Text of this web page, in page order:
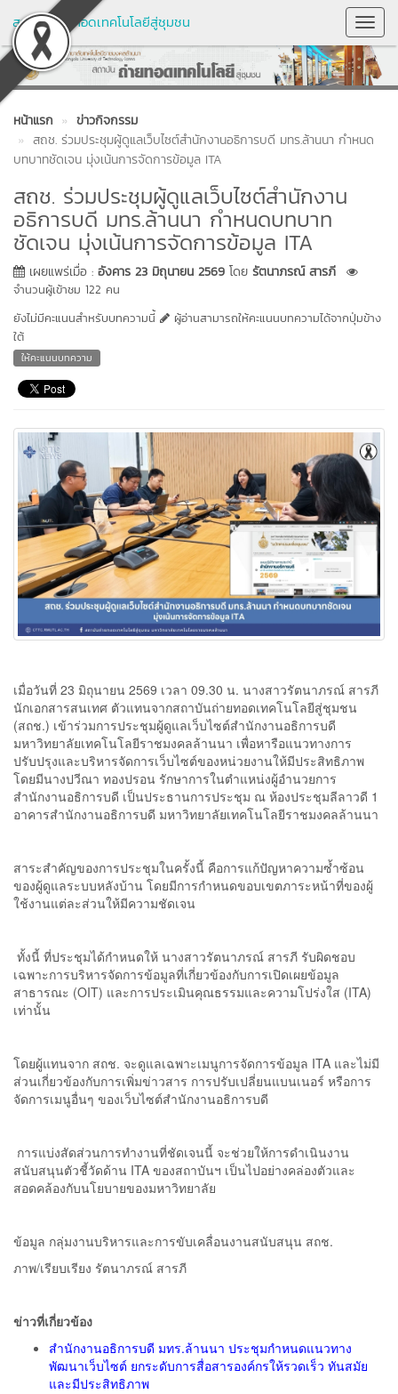
สถาบันถ่ายทอดเทคโนโลยีสู่ชุมชน
หน้าแรก
ข่าวกิจกรรม
สถช. ร่วมประชุมผู้ดูแลเว็บไซต์สำนักงานอธิการบดี มทร.ล้านนา กำหนด
บทบาทชัดเจน มุ่งเน้นการจัดการข้อมูล ITA
สถช. ร่วมประชุมผู้ดูแลเว็บไซต์สำนักงาน
อธิการบดี มทร.ล้านนา กำหนดบทบาท
ชัดเจน มุ่งเน้นการจัดการข้อมูล ITA
เผยแพร่เมื่อ : อังคาร 23 มิถุนายน 2569 โดย รัตนาภรณ์ สารภี
จำนวนผู้เข้าชม 122 คน
ยังไม่มีคะแนนสำหรับบทความนี้
ผู้อ่านสามารถให้คะแนนบทความได้จากปุ่มข้าง
ใต้
ให้คะแนนบทความ
เมื่อวันที่ 23 มิถุนายน 2569 เวลา 09.30 น. นางสาวรัตนาภรณ์ สารภี
นักเอกสารสนเทศ ตัวแทนจากสถาบันถ่ายทอดเทคโนโลยีสู่ชุมชน
(สถช.) เข้าร่วมการประชุมผู้ดูแลเว็บไซต์สำนักงานอธิการบดี
มหาวิทยาลัยเทคโนโลยีราชมงคลล้านนา เพื่อหารือแนวทางการ
ปรับปรุงและบริหารจัดการเว็บไซต์ของหน่วยงานให้มีประสิทธิภาพ
โดยมีนางปวีณา ทองปรอน รักษาการในตำแหน่งผู้อำนวยการ
สำนักงานอธิการบดี เป็นประธานการประชุม ณ ห้องประชุมลีลาวดี 1
อาคารสำนักงานอธิการบดี มหาวิทยาลัยเทคโนโลยีราชมงคลล้านนา
สาระสำคัญของการประชุมในครั้งนี้ คือการแก้ปัญหาความซ้ำซ้อน
ของผู้ดูแลระบบหลังบ้าน โดยมีการกำหนดขอบเขตภาระหน้าที่ของผู้
ใช้งานแต่ละส่วนให้มีความชัดเจน
ทั้งนี้ ที่ประชุมได้กำหนดให้ นางสาวรัตนาภรณ์ สารภี รับผิดชอบ
เฉพาะการบริหารจัดการข้อมูลที่เกี่ยวข้องกับการเปิดเผยข้อมูล
สาธารณะ (OIT) และการประเมินคุณธรรมและความโปร่งใส (ITA)
เท่านั้น
โดยผู้แทนจาก สถช. จะดูแลเฉพาะเมนูการจัดการข้อมูล ITA และไม่มี
ส่วนเกี่ยวข้องกับการเพิ่มข่าวสาร การปรับเปลี่ยนแบนเนอร์ หรือการ
จัดการเมนูอื่นๆ ของเว็บไซต์สำนักงานอธิการบดี
การแบ่งสัดส่วนการทำงานที่ชัดเจนนี้ จะช่วยให้การดำเนินงาน
สนับสนุนตัวชี้วัดด้าน ITA ของสถาบันฯ เป็นไปอย่างคล่องตัวและ
สอดคล้องกับนโยบายของมหาวิทยาลัย
ข้อมูล กลุ่มงานบริหารและการขับเคลื่อนงานสนับสนุน สถช.
ภาพ/เรียบเรียง รัตนาภรณ์ สารภี
ข่าวที่เกี่ยวข้อง
สำนักงานอธิการบดี มทร.ล้านนา ประชุมกำหนดแนวทาง
พัฒนาเว็บไซต์ ยกระดับการสื่อสารองค์กรให้รวดเร็ว ทันสมัย
และมีประสิทธิภาพ